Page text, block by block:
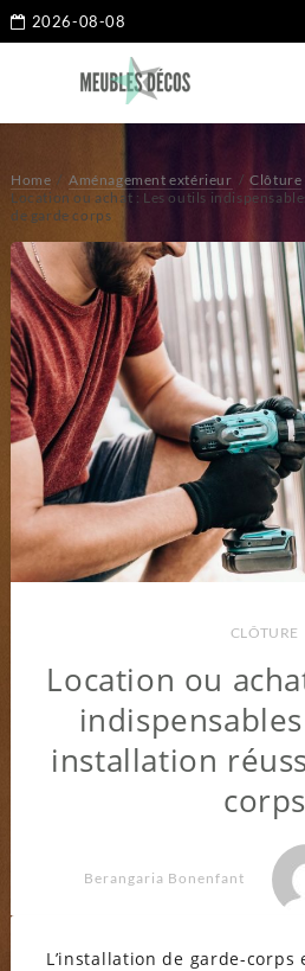
2026-08-08
Home Aménagement extérieur
Clôture
Location ou achat : Les outils
de garde corps
CLÔTURE
Location ou
installation
corps
Berangaria Bonenfant
L’installation de garde-corps